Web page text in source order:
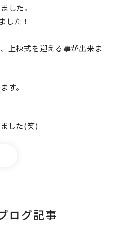
した。
した！
上棟式を迎える事が出来ま
す。
した(笑)
ログ記事